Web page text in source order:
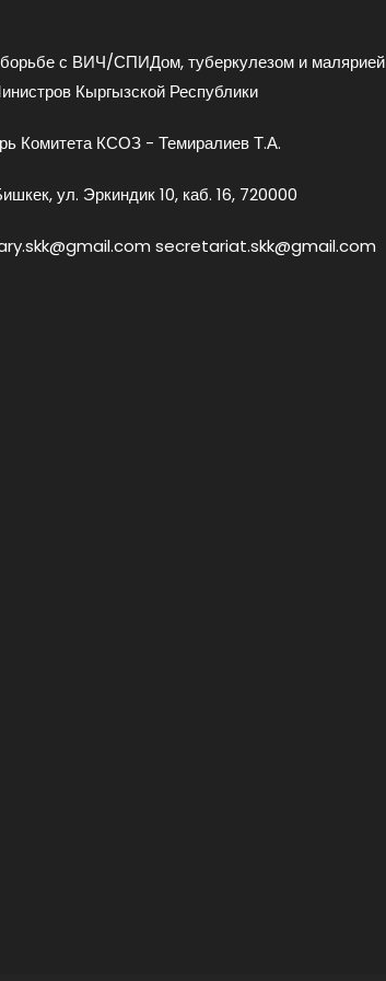
борьбе с ВИЧ/СПИДом, туберкулезом и малярией
Кыргызской Республики
Комитета КСОЗ - Темиралиев Т.А.
ул. Эркиндик 10, каб. 16, 720000
secretariat.skk@gmail.com